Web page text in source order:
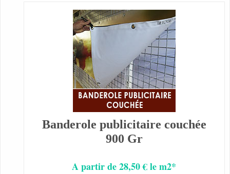
Banderole publicitaire couchée
900 Gr
A partir de 28,50 € le m2*